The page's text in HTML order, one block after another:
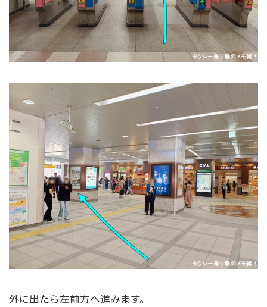
外に出たら左前方へ進みます。